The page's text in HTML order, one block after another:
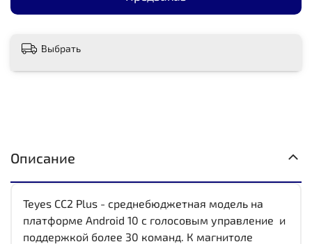
Выбрать
Описание
Teyes CC2 Plus - среднебюджетная модель на
платформе Android 10 с голосовым управление и
поддержкой более 30 команд. К магнитоле